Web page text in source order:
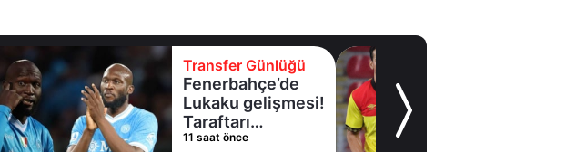
Transfer Günlüğü
Yarın tüm gözler
İzmir'de olacak!
Salah oynayacak
mı?
17 saat önce